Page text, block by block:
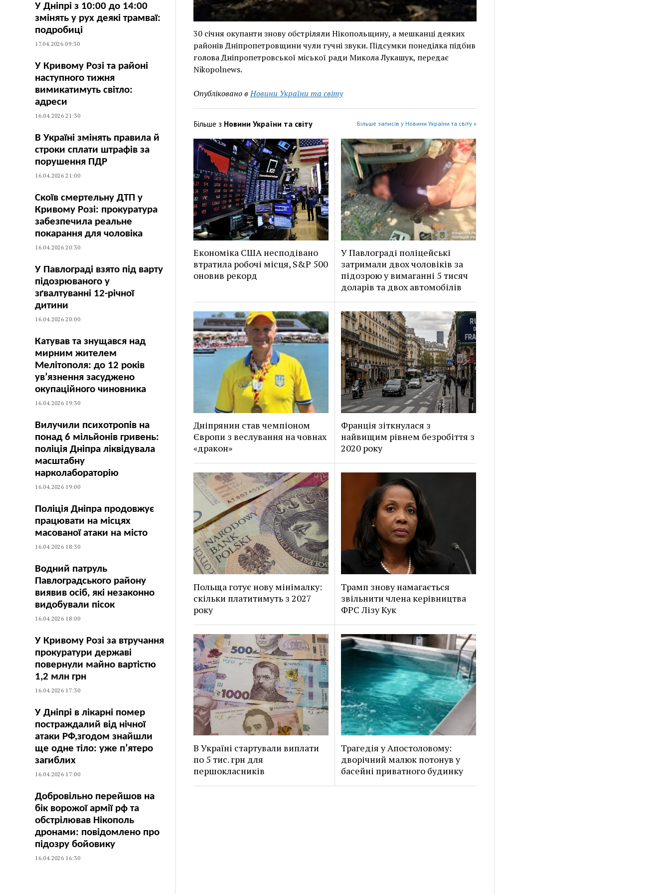
У Дніпрі з 10:00 до 14:00
змінять у рух деякі трамваї:
подробиці
17.04.2026 09:30
У Кривому Розі та районі
наступного тижня
вимикатимуть світло:
адреси
16.04.2026 21:30
В Україні змінять правила й
строки сплати штрафів за
порушення ПДР
16.04.2026 21:00
Скоїв смертельну ДТП у
Кривому Розі: прокуратура
забезпечила реальне
покарання для чоловіка
16.04.2026 20:30
У Павлограді взято під варту
підозрюваного у
зґвалтуванні 12-річної
дитини
16.04.2026 20:00
Катував та знущався над
мирним жителем
Мелітополя: до 12 років
ув’язнення засуджено
окупаційного чиновника
16.04.2026 19:30
Вилучили психотропів на
понад 6 мільйонів гривень:
поліція Дніпра ліквідувала
масштабну
нарколабораторію
16.04.2026 19:00
Поліція Дніпра продовжує
працювати на місцях
масованої атаки на місто
16.04.2026 18:30
Водний патруль
Павлоградського району
виявив осіб, які незаконно
видобували пісок
16.04.2026 18:00
У Кривому Розі за втручання
прокуратури державі
повернули майно вартістю
1,2 млн грн
16.04.2026 17:30
У Дніпрі в лікарні помер
постраждалий від нічної
атаки РФ,згодом знайшли
ще одне тіло: уже п’ятеро
загиблих
16.04.2026 17:00
Добровільно перейшов на
бік ворожої армії рф та
обстрілював Нікополь
дронами: повідомлено про
підозру бойовику
16.04.2026 16:30
30 січня окупанти знову обстріляли Нікопольщину, а мешканці деяких
районів Дніпропетровщини чули гучні звуки. Підсумки понеділка підбив
голова Дніпропетровської міської ради Микола Лукашук, передає
Nikopolnews.
Опубліковано в Новини України та світу
Більше з Новини України та світу Більше записів у Новини України та світу »
Економіка США несподівано
втратила робочі місця, S&P 500
оновив рекорд
У Павлограді поліцейські
затримали двох чоловіків за
підозрою у вимаганні 5 тисяч
доларів та двох автомобілів
Дніпрянин став чемпіоном
Європи з веслування на човнах
«дракон»
Франція зіткнулася з
найвищим рівнем безробіття з
2020 року
Польща готує нову мінімалку:
скільки платитимуть з 2027
року
Трамп знову намагається
звільнити члена керівництва
ФРС Лізу Кук
В Україні стартували виплати
по 5 тис. грн для
першокласників
Трагедія у Апостоловому:
дворічний малюк потонув у
басейні приватного будинку